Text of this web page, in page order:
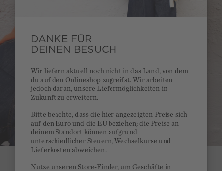
DANKE FÜR
DEINEN BESUCH
Wir liefern aktuell noch nicht in das Land, von dem
du auf den Onlineshop zugreifst. Wir arbeiten
jedoch daran, unsere Liefermöglichkeiten in
Zukunft zu erweitern.
Bitte beachte, dass die hier angezeigten Preise sich
auf den Euro und die EU beziehen; die Preise an
deinem Standort können aufgrund
unterschiedlicher Steuern, Wechselkurse und
Lieferkosten abweichen.
Nutze unserenStore-Finder, um Geschäfte in